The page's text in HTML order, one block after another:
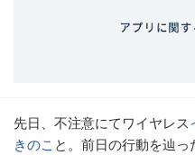
先日、不注意にてワイヤレス
きのこ と。前日の行動を辿